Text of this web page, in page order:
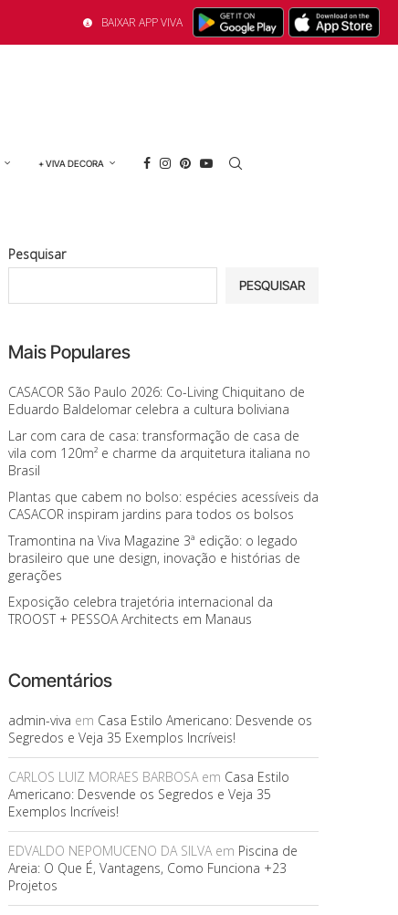
BAIXAR APP VIVA
+ VIVA DECORA
Pesquisar
PESQUISAR
Mais Populares
CASACOR São Paulo 2026: Co-Living Chiquitano de
Eduardo Baldelomar celebra a cultura boliviana
Lar com cara de casa: transformação de casa de
vila com 120m² e charme da arquitetura italiana no
Brasil
Plantas que cabem no bolso: espécies acessíveis da
CASACOR inspiram jardins para todos os bolsos
Tramontina na Viva Magazine 3ª edição: o legado
brasileiro que une design, inovação e histórias de
gerações
Exposição celebra trajetória internacional da
TROOST + PESSOA Architects em Manaus
Comentários
admin-viva em Casa Estilo Americano: Desvende os
Segredos e Veja 35 Exemplos Incríveis!
CARLOS LUIZ MORAES BARBOSAem Casa Estilo
Americano: Desvende os Segredos e Veja 35
Exemplos Incríveis!
EDVALDO NEPOMUCENO DA SILVAem Piscina de
Areia: O Que É, Vantagens, Como Funciona +23
Projetos